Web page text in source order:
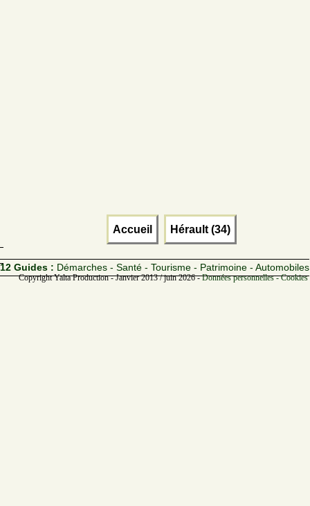
Accueil Hérault (34)
12 Guides : Démarches - Santé - Tourisme - Patrimoine - Automobiles
Copyright Yalta Production - Janvier 2013 / juin 2026 -Données personnelles -